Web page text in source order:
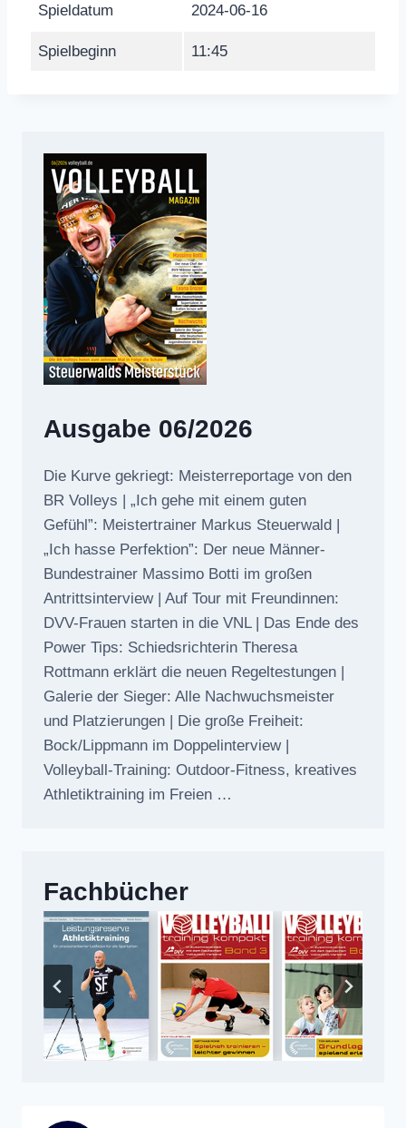
Spieldatum 2024-06-16
Spielbeginn 11:45
Ausgabe 06/2026
Die Kurve gekriegt: Meisterreportage von den
BR Volleys | „Ich gehe mit einem guten
Gefühl”: Meistertrainer Markus Steuerwald |
„Ich hasse Perfektion”: Der neue Männer-
Bundestrainer Massimo Botti im großen
Antrittsinterview | Auf Tour mit Freundinnen:
DVV-Frauen starten in die VNL | Das Ende des
Power Tips: Schiedsrichterin Theresa
Rottmann erklärt die neuen Regeltestungen |
Galerie der Sieger: Alle Nachwuchsmeister
und Platzierungen | Die große Freiheit:
Bock/Lippmann im Doppelinterview |
Volleyball-Training: Outdoor-Fitness, kreatives
Athletiktraining im Freien …
Fachbücher